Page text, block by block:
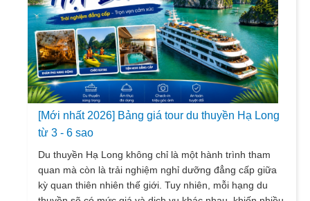
[Mới nhất 2026] Bảng giá tour du thuyền Hạ Long
từ 3 - 6 sao
Du thuyền Hạ Long không chỉ là một hành trình tham
quan mà còn là trải nghiệm nghỉ dưỡng đẳng cấp giữa
kỳ quan thiên nhiên thế giới. Tuy nhiên, mỗi hạng du